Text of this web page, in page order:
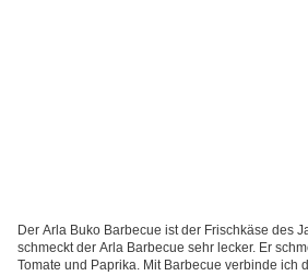
Der Arla Buko Barbecue ist der Frischkäse des
schmeckt der Arla Barbecue sehr lecker. Er
Tomate und Paprika. Mit Barbecue verbinde ich